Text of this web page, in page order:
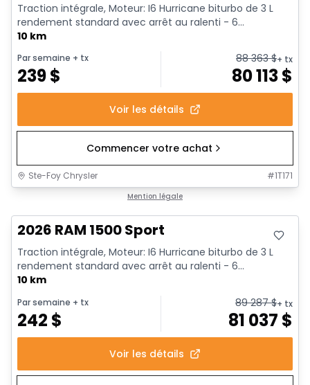
Traction intégrale, Moteur: I6 Hurricane biturbo de 3 L
rendement standard avec arrêt au ralenti - 6...
10 km
Par semaine + tx
239$
88 363$+ tx
80 113$
Voir les détails
Commencer votre achat
Ste-Foy Chrysler #1T171
Mention légale
2026 RAM 1500 Sport
Traction intégrale, Moteur: I6 Hurricane biturbo de 3 L
rendement standard avec arrêt au ralenti - 6...
10 km
Par semaine + tx
242 $
89 287$+ tx
81 037 $
Voir les détails